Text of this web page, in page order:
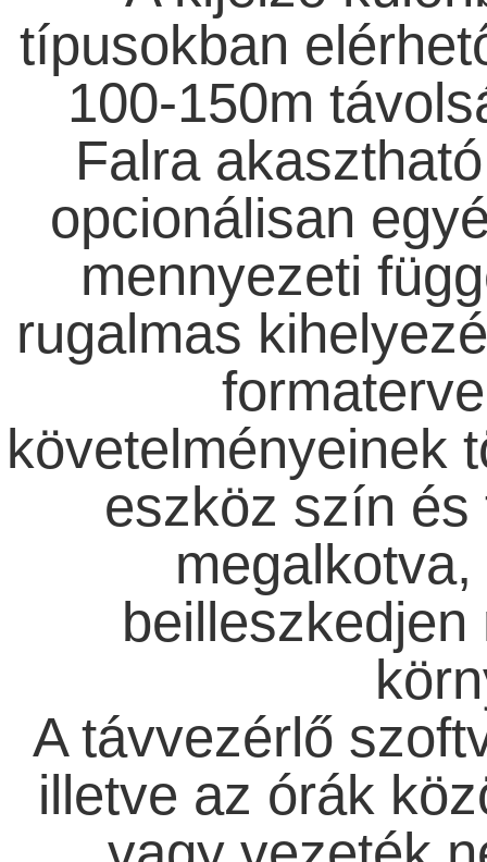
típusokban
100-150m
Falra
opcionálisan
mennyezeti
rugalmas
követelményeinek
eszköz szín és
A távvezérlő
illetve az órák